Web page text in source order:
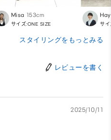
Misa 153cm
サイズ:ONE SIZE サ
スタイリングをもっとみる
レビューを書く
2025/10/11